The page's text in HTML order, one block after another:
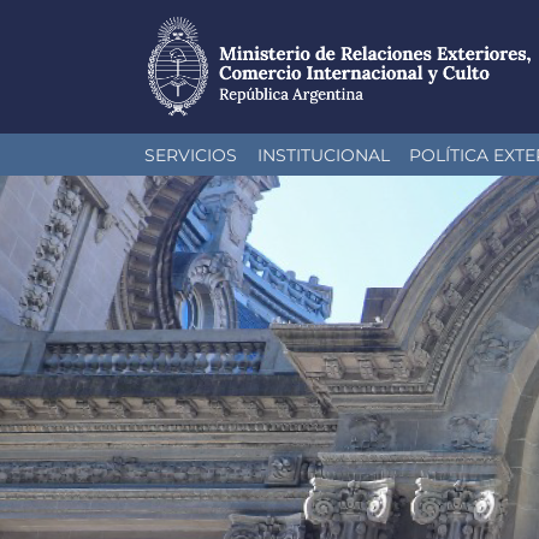
al
contenido
principal
SERVICIOS INSTITUCIONAL POLÍTICA